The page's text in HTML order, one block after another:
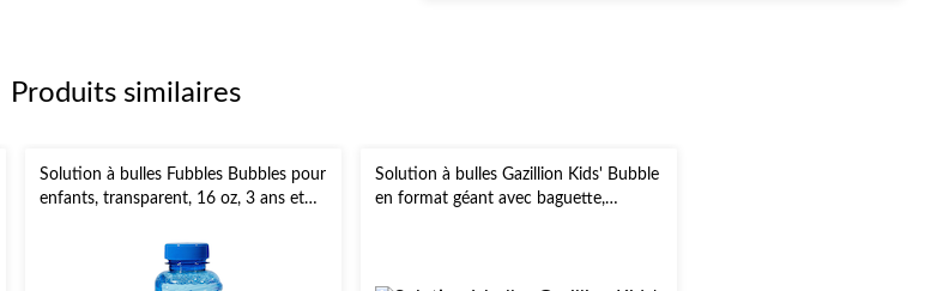
Produits similaires
Solution à bulles Fubbles Bubbles pour
enfants, transparent, 16 oz, 3 ans et
estivales/d'extérieur
Solution à bulles Gazillion Kids' Bubble
en format géant avec baguette,